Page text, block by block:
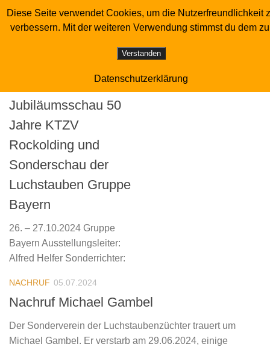
Zum Inhalt springen Sonderverein der Luchstaubenzüchter
Jubiläumsschau 50
Jahre KTZV
Rockolding und
Sonderschau der
Luchstauben Gruppe
Bayern
26. – 27.10.2024 Gruppe
Bayern Ausstellungsleiter:
Alfred Helfer Sonderrichter:
NACHRUF 05.07.2024
Nachruf Michael Gambel
Der Sonderverein der Luchstaubenzüchter trauert um
Michael Gambel. Er verstarb am 29.06.2024, einige
Diese Seite verwendet Cookies, um die Nutzerfreundlichkeit
verbessern. Mit der weiteren Verwendung stimmst du dem
Verstanden
Datenschutzerklärung